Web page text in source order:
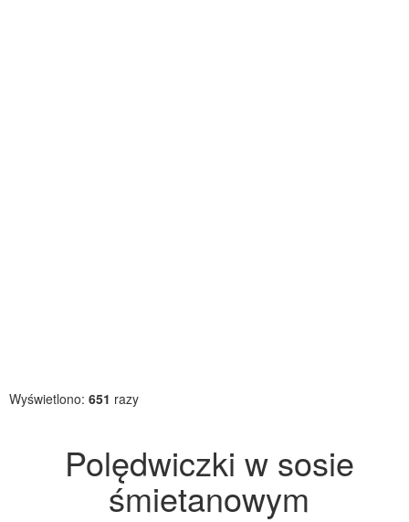
Wyświetlono: 651 razy
Polędwiczki w sosie
śmietanowym